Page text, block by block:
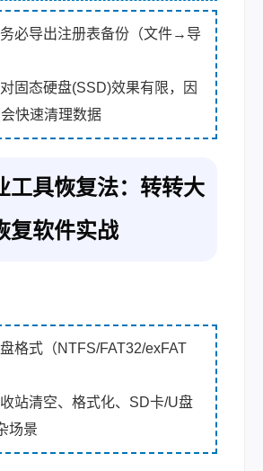
必导出注册表备份（文件→导
固态硬盘(SSD)效果有限，因
快速清理数据
工具恢复法：转转大
复软件实战
格式（NTFS/FAT32/exFAT
站清空、格式化、SD卡/U盘
场景